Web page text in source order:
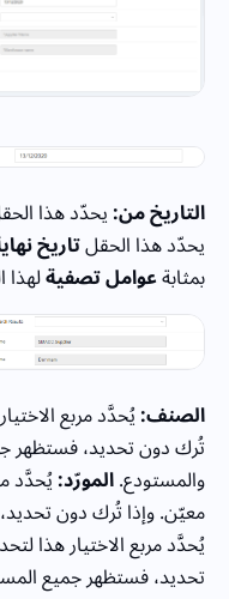
التاريخ من:يحدّد هذا
يحدّد هذا الحقلتاريخ
بمثابةعوامل تصفيةلهذا
الصنف:يُحدَّد مربع
تُرك دون تحديد، فستظهر
والمستودع.المورّد:يُحدَّد
معيّن. وإذا تُرك دون
يُحدَّد مربع الاختيار هذا
تحديد، فستظهر جميع